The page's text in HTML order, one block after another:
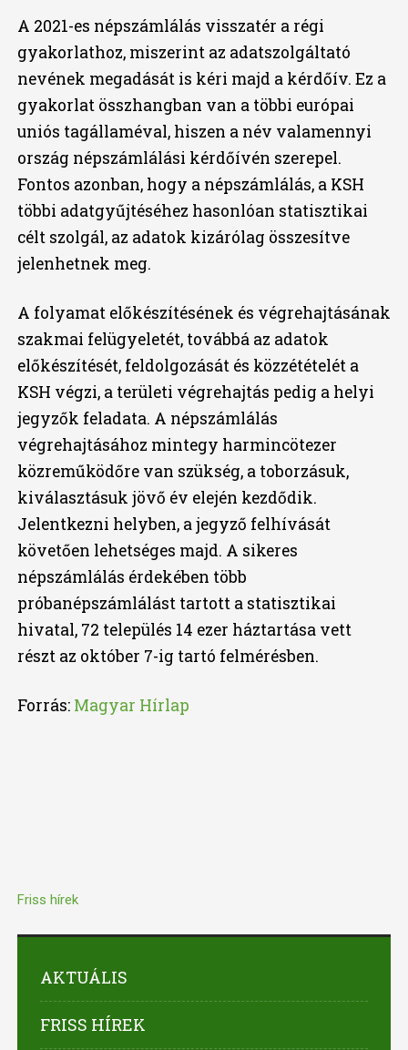
A 2021-es népszámlálás visszatér a régi
gyakorlathoz, miszerint az adatszolgáltató
nevének megadását is kéri majd a kérdőív. Ez a
gyakorlat összhangban van a többi európai
uniós tagállaméval, hiszen a név valamennyi
ország népszámlálási kérdőívén szerepel.
Fontos azonban, hogy a népszámlálás, a KSH
többi adatgyűjtéséhez hasonlóan statisztikai
célt szolgál, az adatok kizárólag összesítve
jelenhetnek meg.
A folyamat előkészítésének és végrehajtásának
szakmai felügyeletét, továbbá az adatok
előkészítését, feldolgozását és közzétételét a
KSH végzi, a területi végrehajtás pedig a helyi
jegyzők feladata. A népszámlálás
végrehajtásához mintegy harmincötezer
közreműködőre van szükség, a toborzásuk,
kiválasztásuk jövő év elején kezdődik.
Jelentkezni helyben, a jegyző felhívását
követően lehetséges majd. A sikeres
népszámlálás érdekében több
próbanépszámlálást tartott a statisztikai
hivatal, 72 település 14 ezer háztartása vett
részt az október 7-ig tartó felmérésben.
Forrás: Magyar Hírlap
Friss hírek
AKTUÁLIS
FRISS HÍREK